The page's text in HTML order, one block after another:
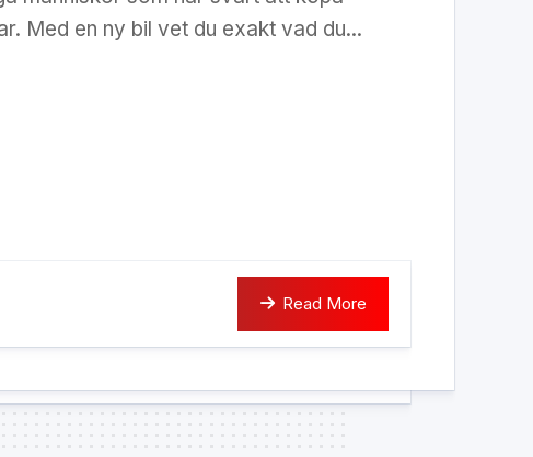
Med en ny bil vet du exakt vad du...
Read More